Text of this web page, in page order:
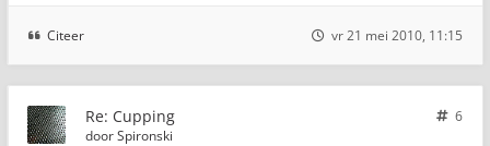
Citeer vr 21 mei 2010, 11:15
Re: Cupping
6
doorSpironski